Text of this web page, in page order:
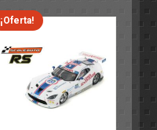
82,40€.59,95€.
¡Oferta!